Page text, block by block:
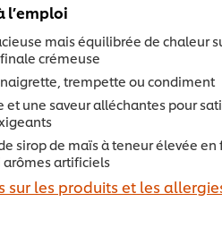
l’emploi
mais équilibrée de chaleur
crémeuse
trempette ou condiment
et une saveur alléchantes pour
sirop de maïs à teneur élevée en
arômes artificiels
sur les produits et les